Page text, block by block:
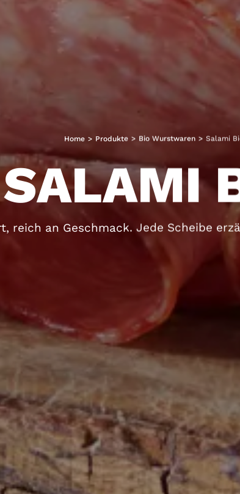
Home > Produkte > Bio Wurstwaren > Salami
SALAMI
reich an Geschmack. Jede Scheibe